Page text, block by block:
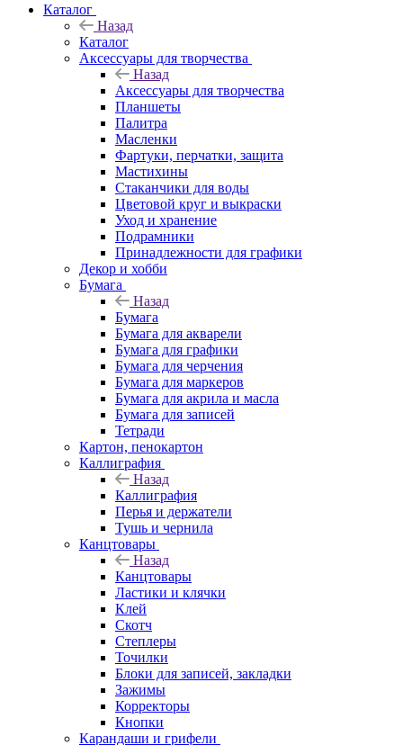
Каталог
Назад
Каталог
Аксессуары для творчества
Назад
Аксессуары для творчества
Планшеты
Палитра
Масленки
Фартуки, перчатки, защита
Мастихины
Стаканчики для воды
Цветовой круг и выкраски
Уход и хранение
Подрамники
Принадлежности для графики
Декор и хобби
Бумага
Назад
Бумага
Бумага для акварели
Бумага для графики
Бумага для черчения
Бумага для маркеров
Бумага для акрила и масла
Бумага для записей
Тетради
Картон, пенокартон
Каллиграфия
Назад
Каллиграфия
Перья и держатели
Тушь и чернила
Канцтовары
Назад
Канцтовары
Ластики и клячки
Клей
Скотч
Степлеры
Точилки
Блоки для записей, закладки
Зажимы
Корректоры
Кнопки
Карандаши и грифели